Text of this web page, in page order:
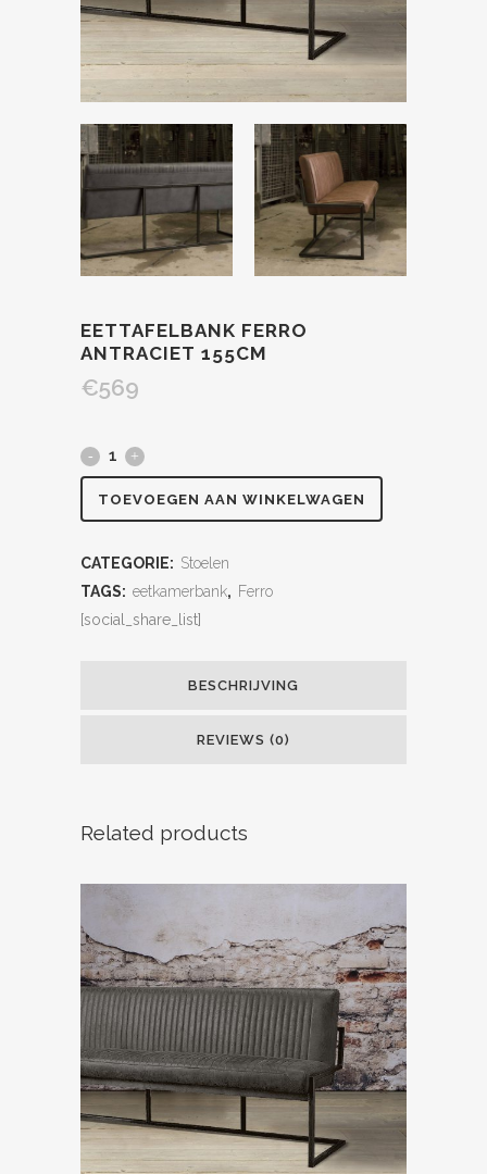
EETTAFELBANK FERRO
ANTRACIET 155CM
€569
TOEVOEGEN AAN WINKELWAGEN
CATEGORIE: Stoelen
TAGS: eetkamerbank, Ferro
[social_share_list]
BESCHRIJVING
REVIEWS (0)
Related products